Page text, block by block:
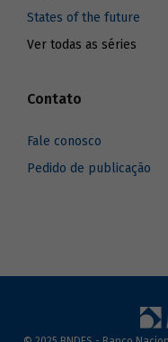
States of the future
Ver todas as séries
Contato
Fale conosco
Pedido de publicação